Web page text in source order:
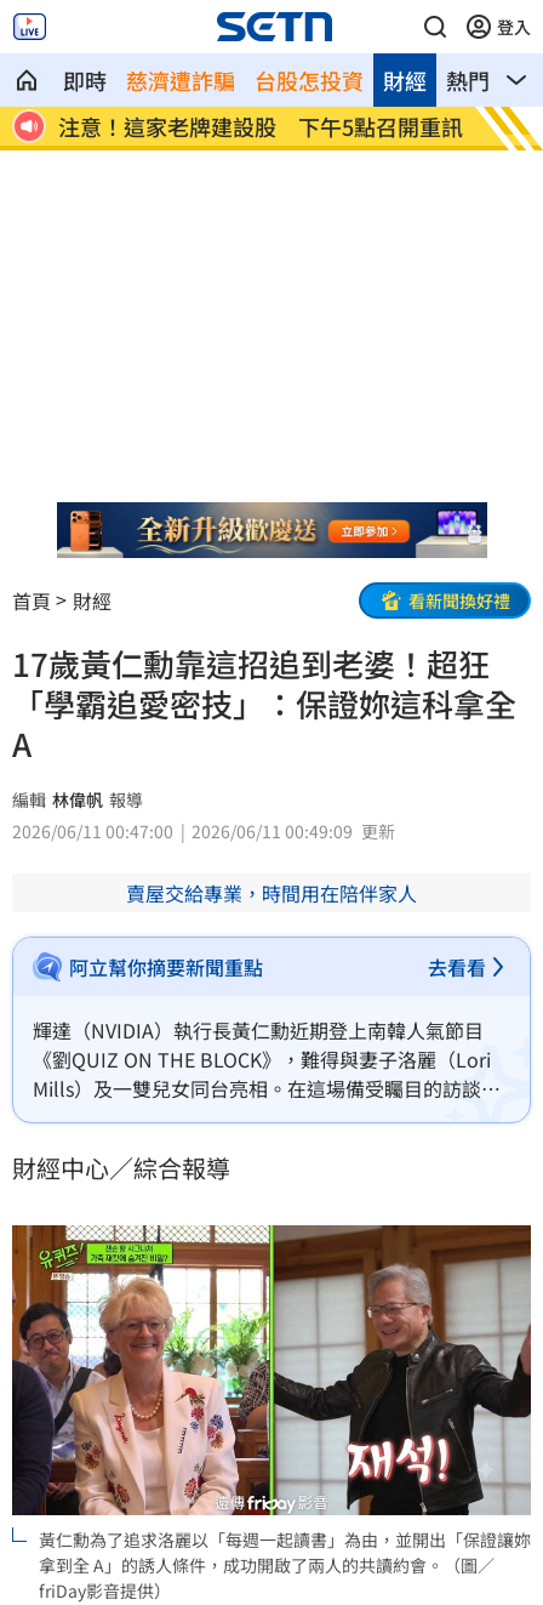
登入
即時 慈濟遭詐騙 台股怎投資 熱門 影
財經
1
注意！這家老牌建設股 下午5點召開重訊 兆基
首頁 財經 看新聞換好禮
17歲黃仁勳靠這招追到老婆！超狂
「學霸追愛密技」：保證妳這科拿全
A
編輯 林偉帆 報導
2026/06/11 00:47:00
2026/06/11 00:49:09 更新
賣屋交給專業，時間用在陪伴家人
阿立幫你摘要新聞重點 去看看
輝達（NVIDIA）執行長黃仁勳近期登上南韓人氣節目
《劉QUIZ ON THE BLOCK》，難得與妻子洛麗（Lori
Mills）及一雙兒女同台亮相。在這場備受矚目的訪談
中，黃仁勳不僅分享了經營科技帝國的觀點，更罕見地
爾的極簡生活哲學，展現出與以往公眾形象截然不同的
財經中心／綜合報導
黃仁勳為了追求洛麗以「每週一起讀書」為由，並開出「保證讓妳
拿到全 A」的誘人條件，成功開啟了兩人的共讀約會。（圖／
friDay影音提供）